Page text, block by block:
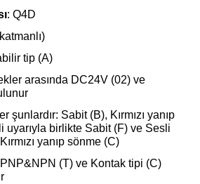
: Q4D
tip (A)
arasında DC24V (02) ve
şunlardır: Sabit (B), Kırmızı yanıp
uyarıyla birlikte Sabit (F) ve Sesli
yanıp sönme (C)
(T) ve Kontak tipi (C)